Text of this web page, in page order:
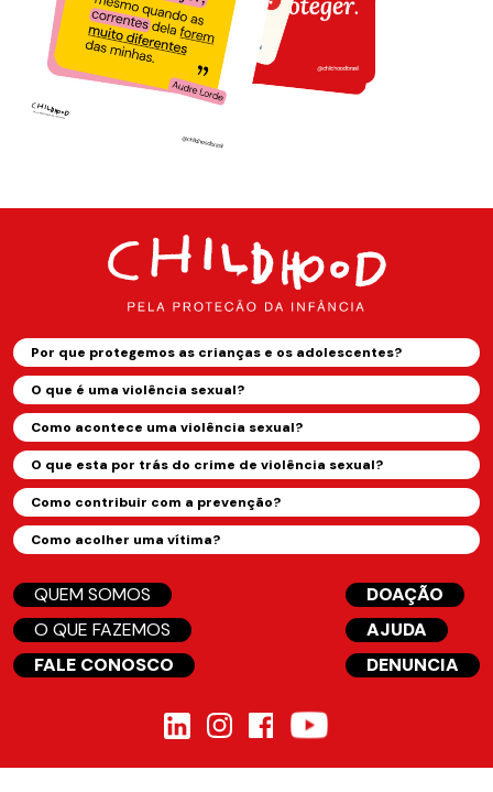
Por que protegemos as crianças e os adolescentes?
O que é uma violência sexual?
Como acontece uma violência sexual?
O que esta por trás do crime de violência sexual?
Como contribuir com a prevenção?
Como acolher uma vítima?
QUEM SOMOS
O QUE FAZEMOS
FALE CONOSCO
DOAÇÃO
AJUDA
DENUNCIA